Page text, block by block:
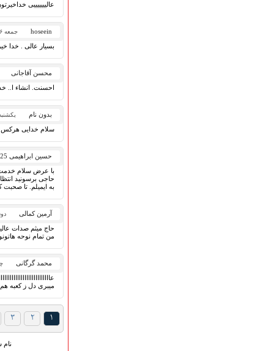
عالیییییییی
hoseein جمعه ۲۶ خرداد ۱۳۹۶
بسیار عالی . خدا
محسن آقاجانی
احسنت. انشاء ا..
بدون نام یکشنبه ۷ خرداد
سلام خدایی هرکس
حسین ابراهیمی 25 ساله از فریدونکنار
با عرض سلام خدمت
حاجی برسونید
به ایمیلم. تا
آرمین کمالی
حاج میثم صدات
من تمام نوحه
محمد گرگانی
میبری دل ز کعبه هم
۱ ۲ ۳
نام